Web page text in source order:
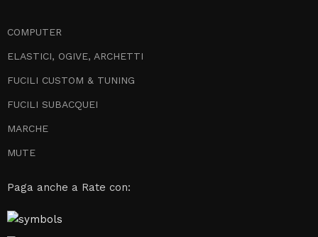
COMPUTER
ELASTICI, OGIVE, ARCHETTI
FUCILI CUSTOM & TUNING
FUCILI SUBACQUEI
MARCHE
MUTE
Paga anche a Rate con: